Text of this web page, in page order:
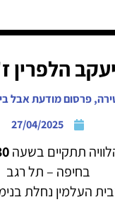
יעקב הלפרין
,פרסום מודעת אבל
27/04/2025
תתקיים בשעה
בחיפה – תל רגב
העלמין נחלת